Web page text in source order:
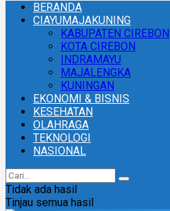
BERANDA
CIAYUMAJAKUNING
KABUPATEN CIREBON
KOTA CIREBON
INDRAMAYU
MAJALENGKA
KUNINGAN
EKONOMI & BISNIS
KESEHATAN
OLAHRAGA
TEKNOLOGI
NASIONAL
Tidak ada hasil
Tinjau semua hasil